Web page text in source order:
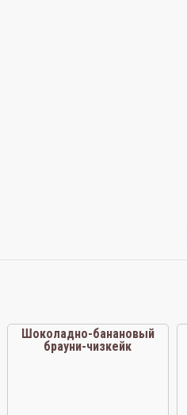
Шоколадно-банановый
брауни-чизкейк